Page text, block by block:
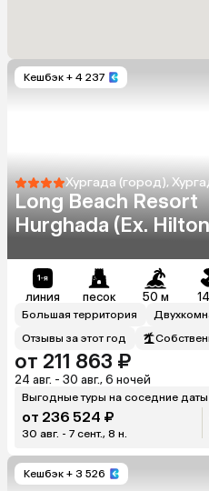
Кешбэк + 4 237
Хургада (город),
Long Beach Resort
Hurghada (Ex.
линия песок 50 м
Большая территория
Отзывы за этот год
от 211 863 ₽
24 авг. - 30 авг., 6 ночей
Выгодные туры на соседние даты
от 236 524 ₽
30 авг. - 7 сент., 8 н.
Кешбэк + 3 526